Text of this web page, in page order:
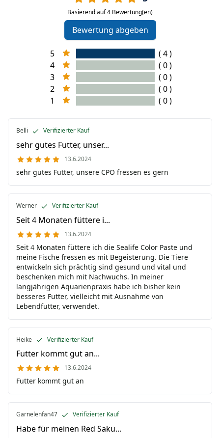
Basierend auf 4 Bewertung(en)
Bewertung abgeben
5
( 4 )
4
( 0 )
3
( 0 )
2
( 0 )
1
( 0 )
Belli Verifizierter Kauf
sehr gutes Futter, unser...
13.6.2024
sehr gutes Futter, unsere CPO fressen es gern
Werner Verifizierter Kauf
Seit 4 Monaten füttere i...
13.6.2024
Seit 4 Monaten füttere ich die Sealife Color Paste und
meine Fische fressen es mit Begeisterung. Die Tiere
entwickeln sich prächtig sind gesund und vital und
beschenken mich mit Nachwuchs. In meiner
langjährigen Aquarienpraxis habe ich bisher kein
besseres Futter, vielleicht mit Ausnahme von
Lebendfutter, verwendet.
Heike Verifizierter Kauf
Futter kommt gut an...
13.6.2024
Futter kommt gut an
Garnelenfan47 Verifizierter Kauf
Habe für meinen Red Saku...